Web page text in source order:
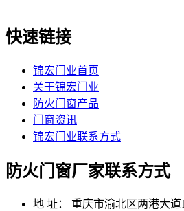
快速链接
锦宏门业首页
关于锦宏门业
防火门窗产品
门窗资讯
锦宏门业联系方式
防火门窗厂家联系方式
地 址：
重庆市渝北区两港大